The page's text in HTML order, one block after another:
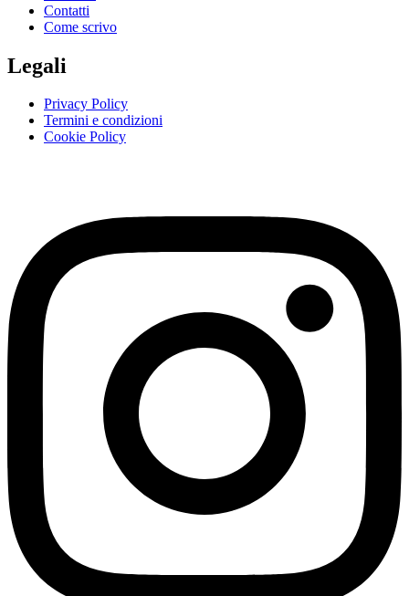
Contatti
Come scrivo
Legali
Privacy Policy
Termini e condizioni
Cookie Policy